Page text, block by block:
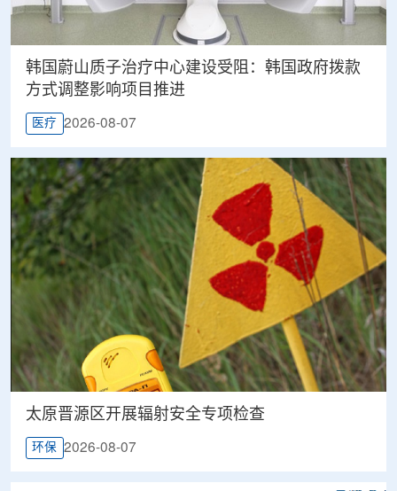
韩国蔚山质子治疗中心建设受阻：韩国政府拨款
方式调整影响项目推进
医疗 2026-08-07
太原晋源区开展辐射安全专项检查
环保 2026-08-07